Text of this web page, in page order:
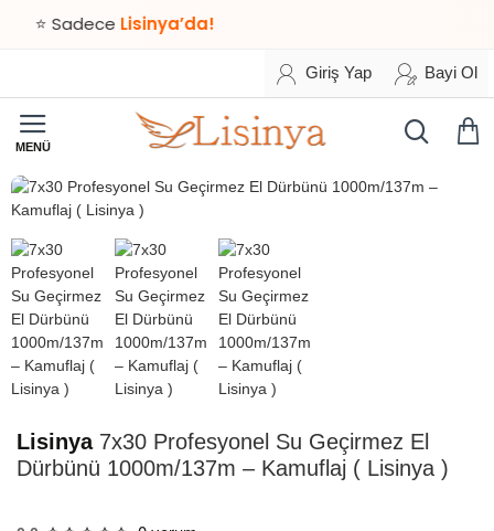
⭐ SadeceLisinya’da!
Giriş Yap Bayi Ol
TESLİMAT
Lisinya7x30 Profesyonel Su Geçirmez El
Dürbünü 1000m/137m – Kamuflaj ( Lisinya )